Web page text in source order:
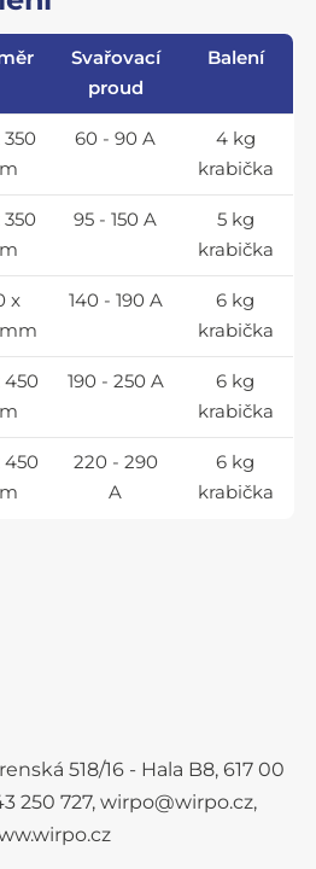
Svařovací
proud
Balení
350
60 - 90 A
4 kg
krabička
350
95 - 150 A
5 kg
krabička
x
140 - 190 A
6 kg
krabička
450
190 - 250 A
6 kg
krabička
450
220 - 290
A
6 kg
krabička
518/16 - Hala B8, 617 00
250 727, wirpo@wirpo.cz,